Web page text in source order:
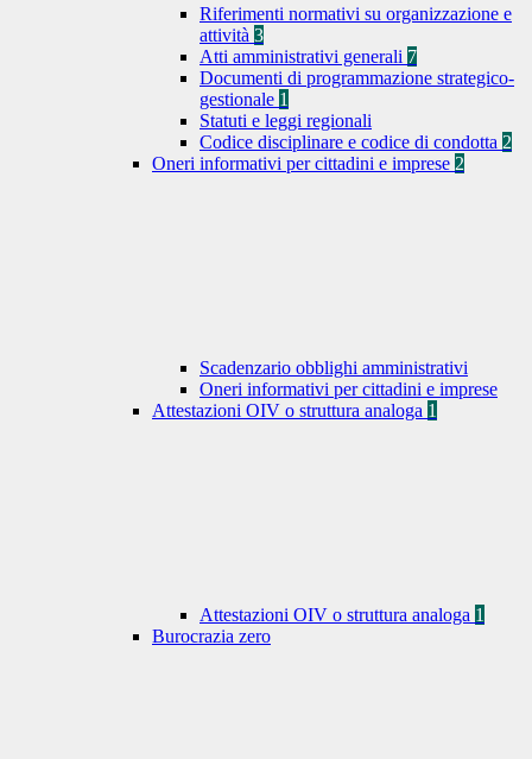
Riferimenti normativi su organizzazione e
attività 3
Atti amministrativi generali 7
Documenti di programmazione strategico-
gestionale 1
Statuti e leggi regionali
Codice disciplinare e codice di condotta 2
Oneri informativi per cittadini e imprese 2
Scadenzario obblighi amministrativi
Oneri informativi per cittadini e imprese
Attestazioni OIV o struttura analoga 1
Attestazioni OIV o struttura analoga 1
Burocrazia zero